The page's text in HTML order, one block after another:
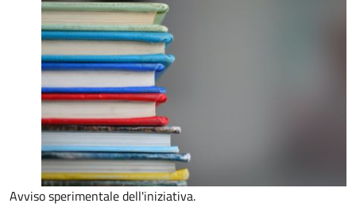
Avviso sperimentale dell'iniziativa.